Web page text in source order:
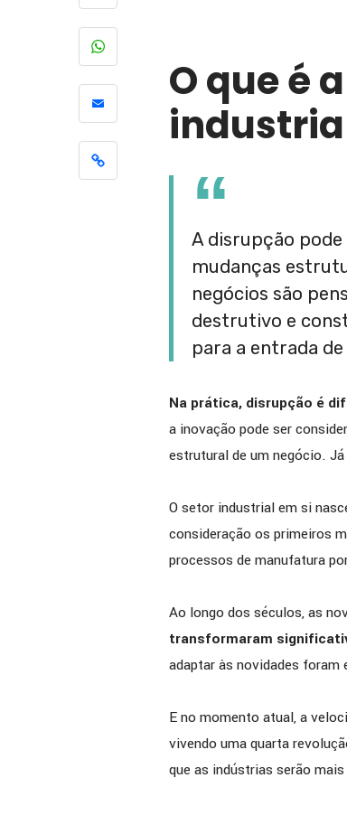
O que é
A disrupção
mudanças
negócios são
destrutivo e
para a entrada
Na prática, disrupção é
a inovação pode ser
estrutural de um negócio.
O setor industrial em si
consideração os primeiros
processos de manufatura
Ao longo dos séculos, as
transformaram
adaptar às novidades foram
E no momento atual, a
vivendo uma quarta
que as indústrias serão